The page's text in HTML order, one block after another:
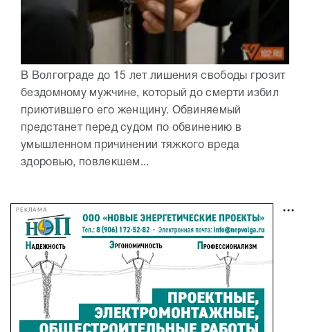
В Волгограде до 15 лет лишения свободы грозит
бездомному мужчине, который до смерти избил
приютившего его женщину. Обвиняемый
предстанет перед судом по обвинению в
умышленном причинении тяжкого вреда
здоровью, повлекшем...
РЕКЛАМА